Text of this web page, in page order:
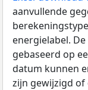
aanvullende
energielabel.
gebaseerd op
datum kunnen
zijn gewijzigd of